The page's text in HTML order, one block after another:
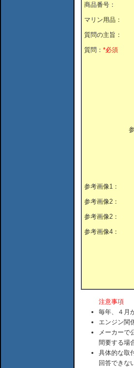
商品番号：
マリン用品：
質問の主旨：
質問： *必須
参考画像1：
参考画像2：
参考画像2：
参考画像4：
注意事項
毎年、４月
エンジン関
メーカーで
間要する場
具体的な取
回答できな